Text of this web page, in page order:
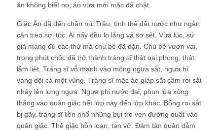
ăn không biết no, áo vừa mới mặc đã chật.
Giặc Ân đã đến chân núi Trâu, tình thế đất nước như ngàn
cân treo sợi tóc. Ai nấy đều lo lắng và sợ sệt. Vừa lúc, sứ
giả mang đủ các thứ mà chú bé đã dặn. Chú bé vươn vai,
trong phút chốc đã trở thành tráng sĩ thật oai phong, thật
lẫm liệt. Tráng sĩ vỗ mạnh vào mông ngựa sắt, ngựa hí
vang dội cả một vùng. Tráng sĩ mặc áo giáp sắt cầm roi sắt
nhảy lên lưng ngựa. Ngựa phi nước đại, phun lửa xông
thằng vào quân giặc hết lớp này đến lớp khác. Bỗng roi sắt
bị gãy, tràng sĩ liền nhổ nhũng bụi tre ven đường quất vào
quân giặc. Thế giặc hỗn loạn, tan vỡ. Đám tàn quân dẫm